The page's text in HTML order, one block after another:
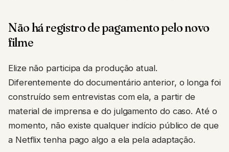
Não há registro de pagamento pelo novo
filme
Elize não participa da produção atual.
Diferentemente do documentário anterior, o longa foi
construído sem entrevistas com ela, a partir de
material de imprensa e do julgamento do caso. Até o
momento, não existe qualquer indício público de que
a Netflix tenha pago algo a ela pela adaptação.